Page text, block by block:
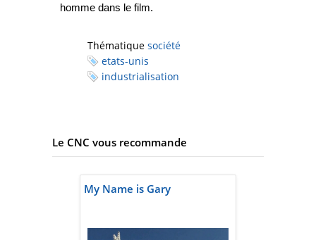
homme dans le film.
Thématique société
etats-unis
industrialisation
Le CNC vous recommande
My Name is Gary